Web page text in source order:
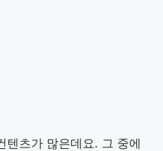
텐츠가 많은데요. 그 중에